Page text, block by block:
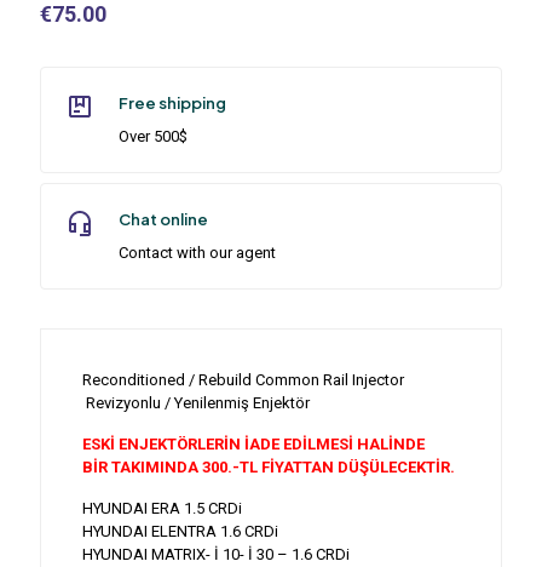
€75.00
Free shipping
Over 500$
Chat online
Contact with our agent
Reconditioned / Rebuild Common Rail Injector
Revizyonlu / Yenilenmiş Enjektör
ESKİ ENJEKTÖRLERİN İADE EDİLMESİ HALİNDE
BİR TAKIMINDA 300.-TL FİYATTAN DÜŞÜLECEKTİR.
HYUNDAI ERA 1.5 CRDi
HYUNDAI ELENTRA 1.6 CRDi
HYUNDAI MATRIX- İ 10- İ 30 – 1.6 CRDi